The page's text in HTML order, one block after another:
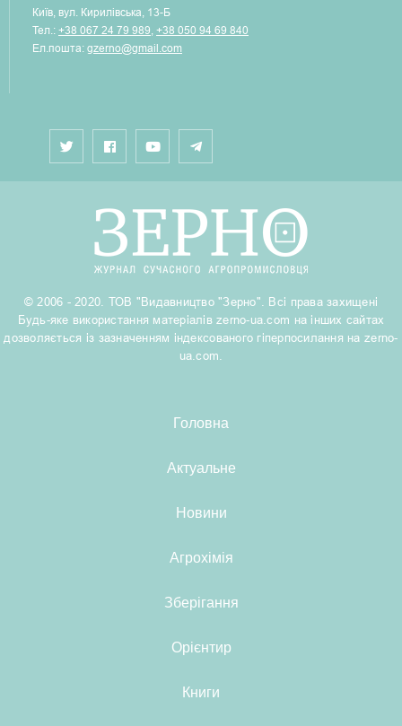
Київ, вул. Кирилівська, 13-Б
Тел.: +38 067 24 79 989, +38 050 94 69 840
Ел.пошта: gzerno@gmail.com
© 2006 - 2020. ТОВ "Видавництво "Зерно". Всі права захищені
Будь-яке використання матеріалів zerno-ua.com на інших сайтах
дозволяється із зазначенням індексованого гіперпосилання на zerno-
ua.com.
Головна
Актуальне
Новини
Агрохімія
Зберігання
Орієнтир
Книги